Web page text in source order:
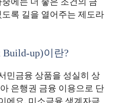
록 길을 열어주는 제도라
up)이란?
민금융 상품을 성실히 상
은행권 금융 이용으로 단